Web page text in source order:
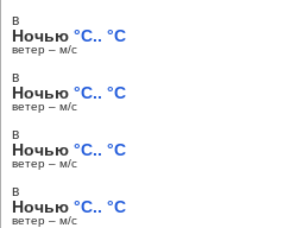
в
Ночью °C.. °C
ветер – м/c
в
Ночью °C.. °C
ветер – м/c
в
Ночью °C.. °C
ветер – м/c
в
Ночью °C.. °C
ветер – м/c